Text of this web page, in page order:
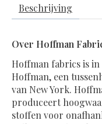
Beschrijving
Over Hoffman
Hoffman fabrics is
Hoffman, een
van New York.
produceert
stoffen voor